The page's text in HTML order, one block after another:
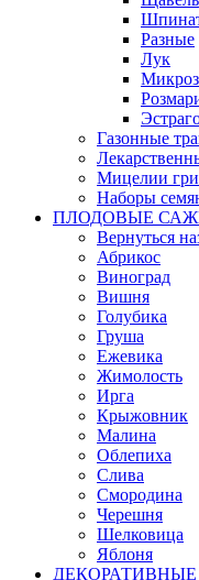
Разные
Лук
Газонные
Мицелии
Наборы
ПЛОДОВЫЕ
Вернуться
Абрикос
Виноград
Вишня
Голубика
Груша
Ежевика
Жимолость
Ирга
Крыжовник
Малина
Облепиха
Слива
Смородина
Черешня
Шелковица
Яблоня